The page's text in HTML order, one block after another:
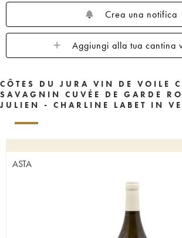
Crea una notifica
Aggiungi alla tua cantina
CÔTES DU JURA VIN DE VOILE
SAVAGNIN CUVÉE DE GARDE
JULIEN - CHARLINE LABET IN
ASTA